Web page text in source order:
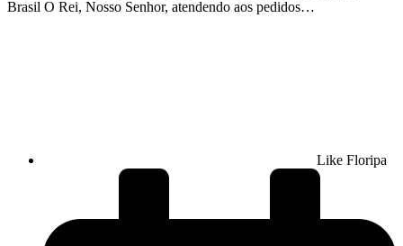
Brasil O Rei, Nosso Senhor, atendendo aos pedidos…
Like Floripa